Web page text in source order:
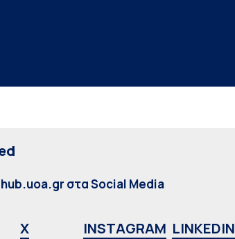
στα Social Media
X INSTAGRAM LINKEDIN